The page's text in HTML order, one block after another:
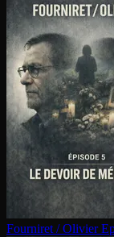
Fourniret / Olivier